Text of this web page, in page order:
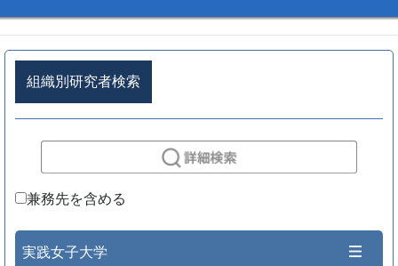
組織別研究者検索
兼務先を含める
実践女子大学